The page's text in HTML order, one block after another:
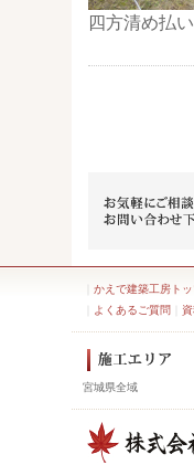
四方清め払
かえで建築工房ト
よくあるご質問
宮城県全域